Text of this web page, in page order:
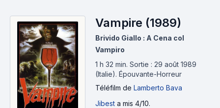
Vampire (1989)
Brivido Giallo : A Cena col
Vampiro
1 h 32 min. Sortie : 29 août 1989
(Italie). Épouvante-Horreur
Téléfilm de Lamberto Bava
Jibest a mis 4/10.